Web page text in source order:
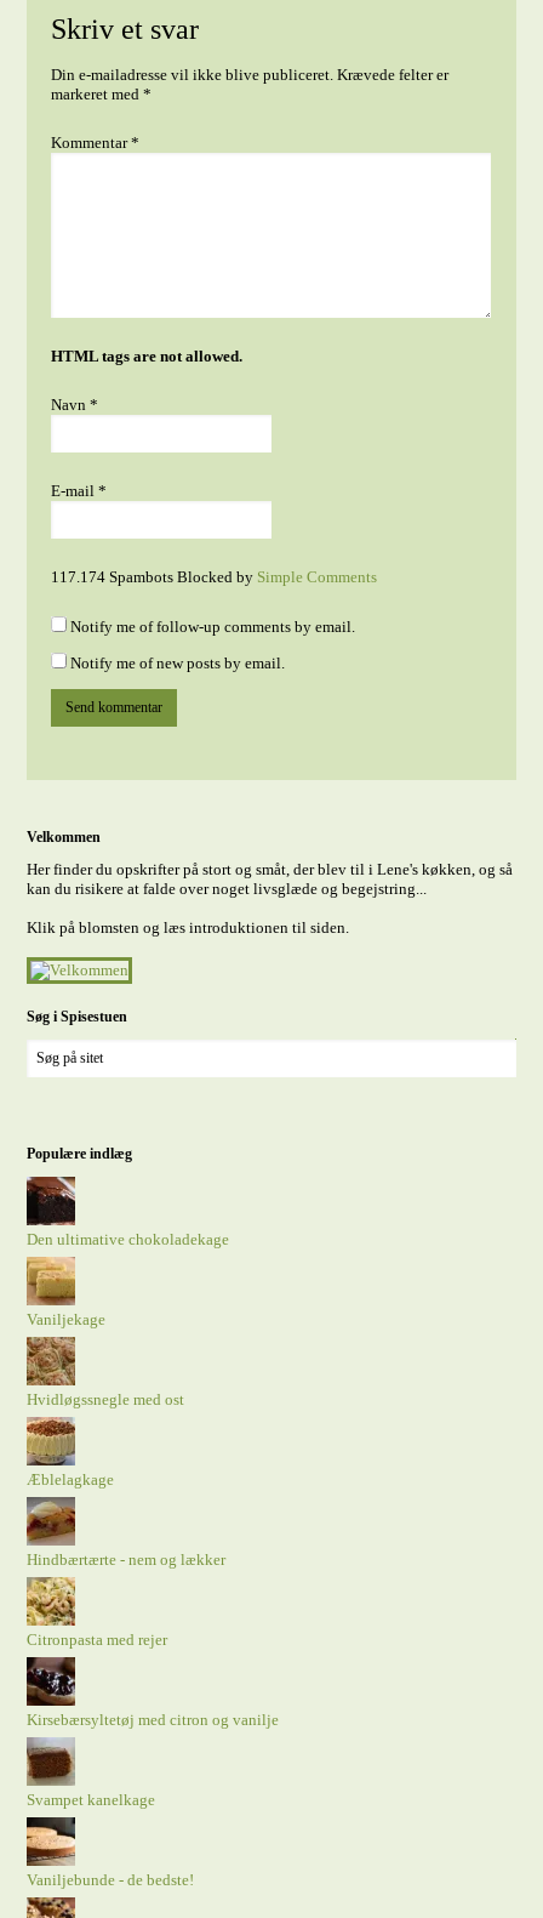
Skriv et svar
Din e-mailadresse vil ikke blive publiceret. Krævede felter er
markeret med*
Kommentar*
HTML tags are not allowed.
Navn*
E-mail*
117.174 Spambots Blocked by Simple Comments
Notify me of follow-up comments by email.
Notify me of new posts by email.
Velkommen
Her finder du opskrifter på stort og småt, der blev til i Lene's køkken, og så
kan du risikere at falde over noget livsglæde og begejstring...
Klik på blomsten og læs introduktionen til siden.
Søg i Spisestuen
Populære indlæg
Den ultimative chokoladekage
Vaniljekage
Hvidløgssnegle med ost
Æblelagkage
Hindbærtærte - nem og lækker
Citronpasta med rejer
Kirsebærsyltetøj med citron og vanilje
Svampet kanelkage
Vaniljebunde - de bedste!